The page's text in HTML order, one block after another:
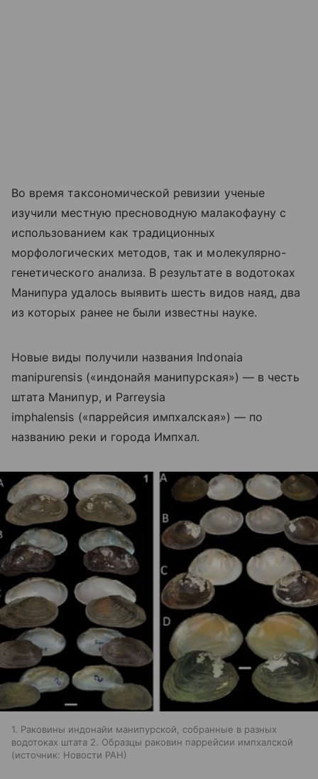
Во время таксономической ревизии ученые
изучили местную пресноводную малакофауну с
использованием как традиционных
морфологических методов, так и молекулярно-
генетического анализа. В результате в водотоках
Манипура удалось выявить шесть видов наяд, два
из которых ранее не были известны науке.
Новые виды получили названия Indonaia
manipurensis («индонайя манипурская») — в честь
штата Манипур, и Parreysia
imphalensis («паррейсия импхалская») — по
названию реки и города Импхал.
1. Раковины индонайи манипурской, собранные в разных
водотоках штата 2. Образцы раковин паррейсии импхалской
источник: Новости РАН